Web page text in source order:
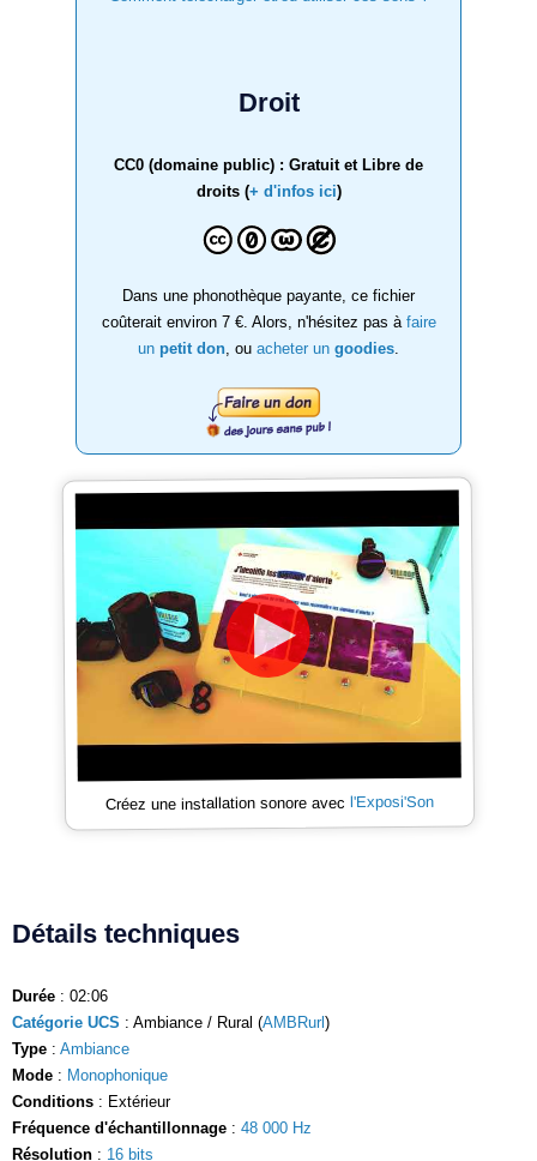
Droit
CC0 (domaine public) : Gratuit et Libre de
droits (+ d'infos ici)
Dans une phonothèque payante, ce fichier
coûterait environ 7 €. Alors, n'hésitez pas à faire
un petit don , ou acheter un goodies
Créez une installation sonore avecl'Exposi'Son
Détails techniques
Durée : 02:06
Catégorie UCS : Ambiance / Rural (AMBRurl )
Type : Ambiance
Mode : Monophonique
Conditions : Extérieur
Fréquence d'échantillonnage : 48 000 Hz
Résolution : 16 bits